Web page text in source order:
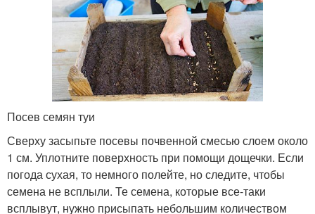
Посев семян туи
Сверху засыпьте посевы почвенной смесью слоем около
1 см. Уплотните поверхность при помощи дощечки. Если
погода сухая, то немного полейте, но следите, чтобы
семена не всплыли. Те семена, которые все-таки
всплывут, нужно присыпать небольшим количеством